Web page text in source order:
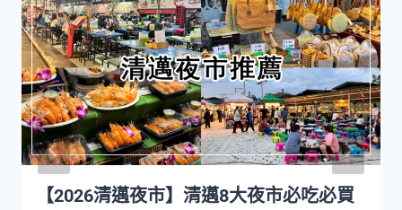
【2026清邁夜市】清邁8大夜市必吃必買